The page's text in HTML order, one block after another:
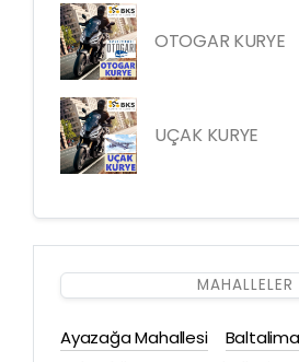
OTOGAR KURYE
UÇAK KURYE
MAHALLELER
Ayazağa Mahallesi